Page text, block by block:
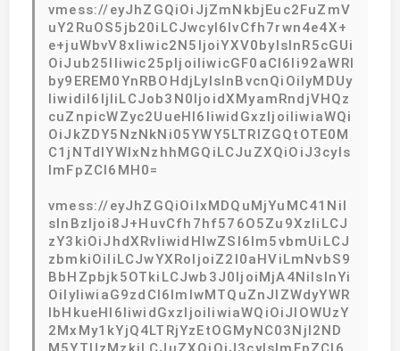
vmess://eyJhZGQiOiJjZmNkbjEuc2FuZmV
uY2RuOS5jb20iLCJwcyI6IvCfh7rwn4e4X+
e+juWbvV8xIiwic2N5IjoiYXV0byIsInR5cGUi
OiJub25lIiwic25pIjoiIiwicGF0aCI6Ii92aWRl
by9EREM0YnRBOHdjLyIsInBvcnQiOiIyMDUy
IiwidiI6IjIiLCJob3N0IjoidXMyamRndjVHQz
cuZnpicWZyc2UueHl6IiwidGxzIjoiIiwiaWQi
OiJkZDY5NzNkNi05YWY5LTRlZGQtOTE0M
C1jNTdlYWIxNzhhMGQiLCJuZXQiOiJ3cyIs
ImFpZCI6MH0=
vmess://eyJhZGQiOiIxMDQuMjYuMC41NiI
sInBzIjoi8J+HuvCfh7hf576O5Zu9XzIiLCJ
zY3kiOiJhdXRvIiwidHlwZSI6Im5vbmUiLCJ
zbmkiOiIiLCJwYXRoIjoiZ2l0aHViLmNvbS9
BbHZpbjk5OTkiLCJwb3J0IjoiMjA4NiIsInYi
OiIyIiwiaG9zdCI6ImlwMTQuZnJlZWdyYWR
lbHkueHl6IiwidGxzIjoiIiwiaWQiOiJlOWUzY
2MxMy1kYjQ4LTRjYzEtOGMyNC03NjI2ND